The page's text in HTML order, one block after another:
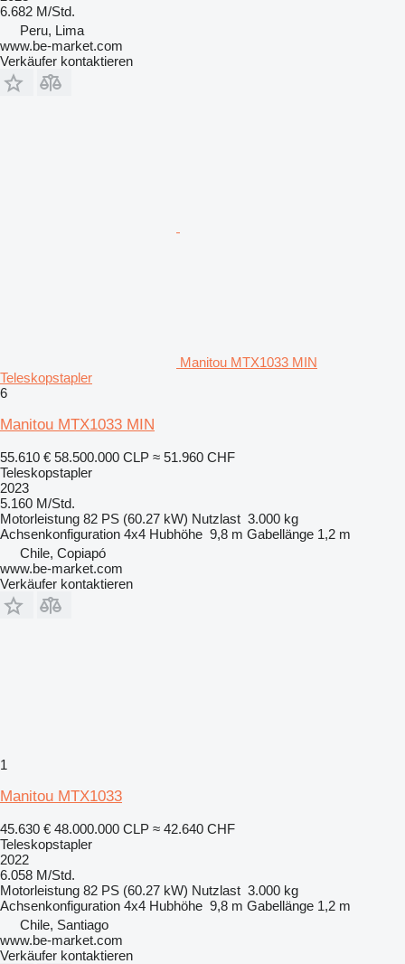
6.682 M/Std.
Peru, Lima
www.be-market.com
Verkäufer kontaktieren
Manitou MTX1033 MIN
Teleskopstapler
6
Manitou MTX1033 MIN
55.610 € 58.500.000 CLP ≈ 51.960 CHF
Teleskopstapler
2023
5.160 M/Std.
Motorleistung 82 PS (60.27 kW) Nutzlast 3.000 kg
Achsenkonfiguration 4x4 Hubhöhe 9,8 m Gabellänge 1,2 m
Chile, Copiapó
www.be-market.com
Verkäufer kontaktieren
1
Manitou MTX1033
45.630 € 48.000.000 CLP ≈ 42.640 CHF
Teleskopstapler
2022
6.058 M/Std.
Motorleistung 82 PS (60.27 kW) Nutzlast 3.000 kg
Achsenkonfiguration 4x4 Hubhöhe 9,8 m Gabellänge 1,2 m
Chile, Santiago
www.be-market.com
Verkäufer kontaktieren